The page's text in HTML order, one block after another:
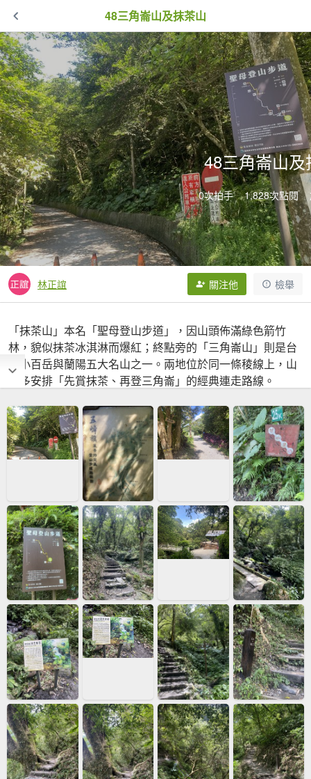
48三角崙山及抹茶山
48三角崙山
0次拍手 1,828次點閱
林正誼 關注他 檢舉
「抹茶山」本名「聖母登山步道」，因山頭佈滿綠色箭竹
林，貌似抹茶冰淇淋而爆紅；終點旁的「三角崙山」則是台
灣小百岳與蘭陽五大名山之一。兩地位於同一條稜線上，山
友多安排「先賞抹茶、再登三角崙」的經典連走路線。